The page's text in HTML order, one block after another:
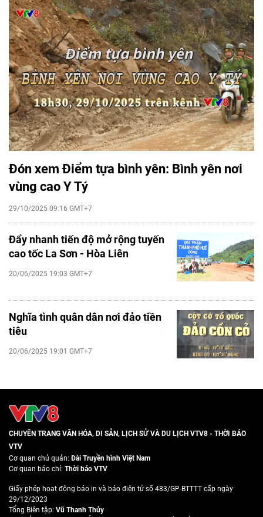
Đón xem Điểm tựa bình yên: Bình yên nơi
vùng cao Y Tý
29/10/2025 09:16 GMT+7
Đẩy nhanh tiến độ mở rộng tuyến
cao tốc La Sơn - Hòa Liên
20/06/2025 19:03 GMT+7
Nghĩa tình quân dân nơi đảo tiền
tiêu
20/06/2025 19:01 GMT+7
CHUYÊN TRANG VĂN HÓA, DI SẢN, LỊCH SỬ VÀ DU LỊCH VTV8 - THỜI BÁO
VTV
Cơ quan chủ quản:Đài Truyền hình Việt Nam
Cơ quan báo chí: Thời báo VTV
Giấy phép hoạt động báo in và báo điện tử số 483/GP-BTTTT cấp ngày
29/12/2023
Tổng Biên tập: Vũ Thanh Thủy